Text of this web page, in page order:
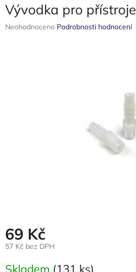
Vývodka pro
Průměrné
Neohodnoceno Podrobnosti hodnocení
69 Kč
57 Kč bez DPH
Skladem (131 ks)